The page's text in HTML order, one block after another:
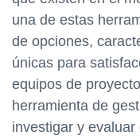
una de estas
de opciones,
únicas para
equipos de
herramienta de
investigar y